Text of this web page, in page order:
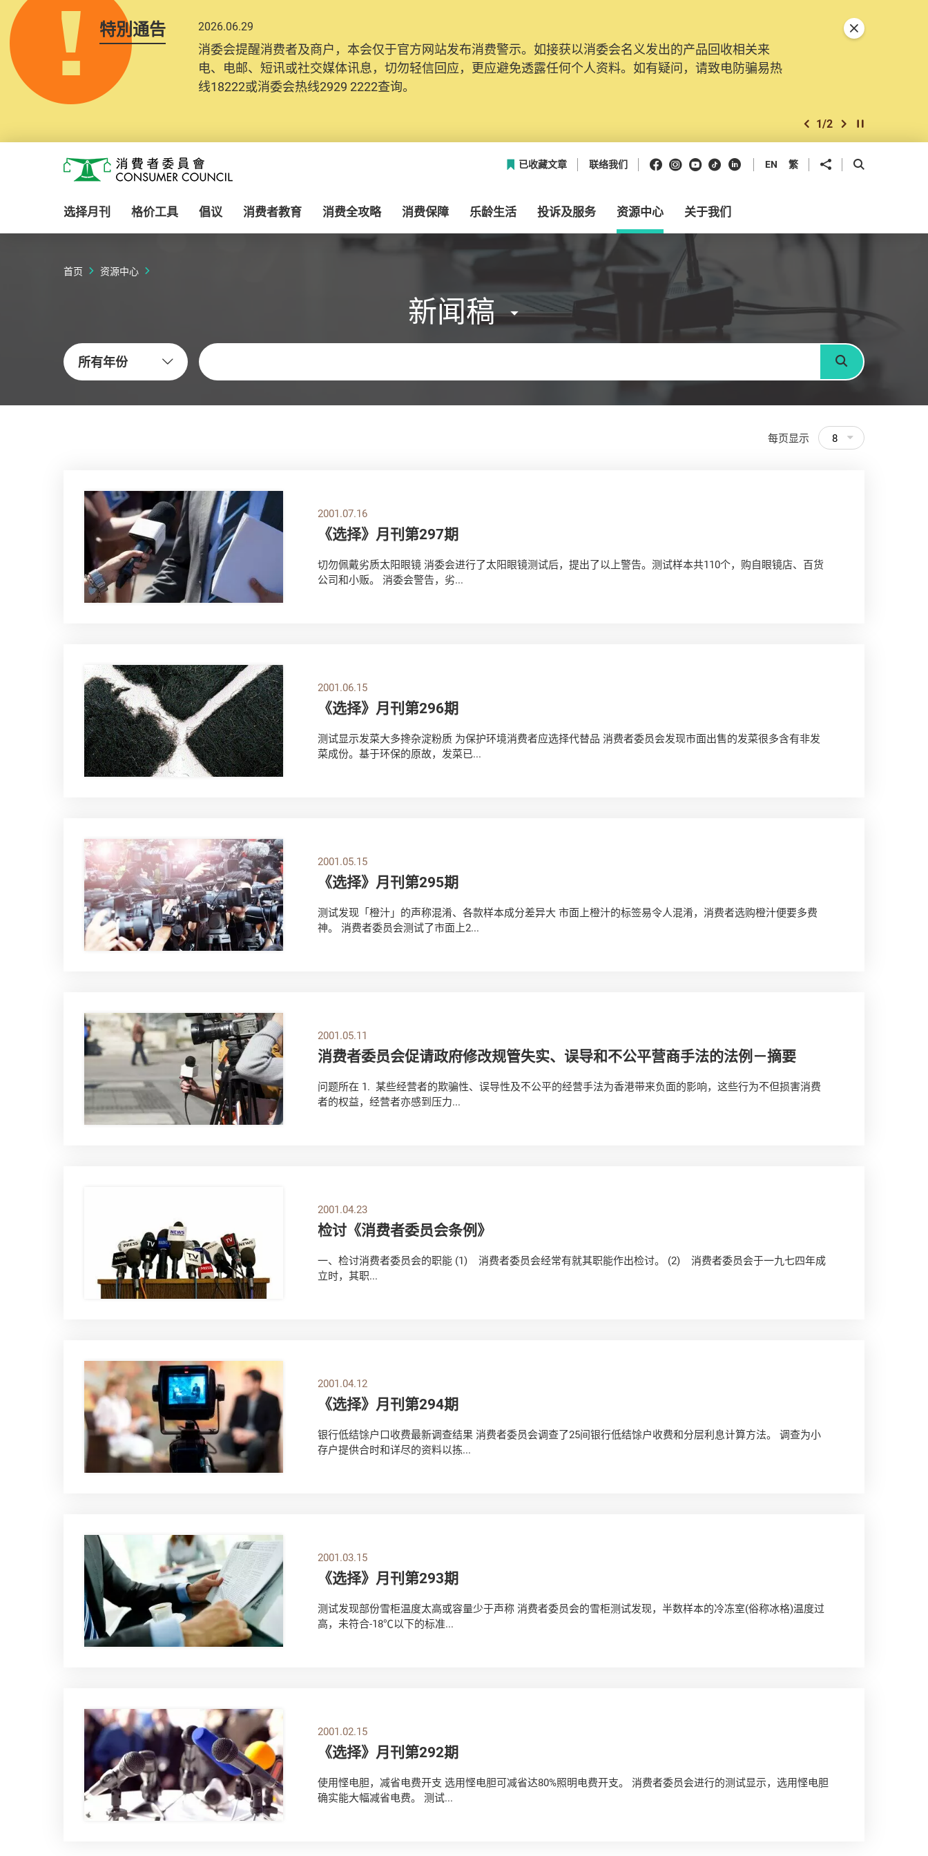
特別通告 2026.06.29
消委会提醒消费者及商户，本会仅于官方网站发布消费警示。如接获以消委会名义发出的产品回收相关来
电、电邮、短讯或社交媒体讯息，切勿轻信回应，更应避免透露任何个人资料。如有疑问，请致电防骗易热
线18222或消委会热线2929 2222查询。
上一个
1/2 下一个开始/暂停幻灯
关闭特別通告
消费者委员会
已收藏文章 联络我们 Facebook
Instagram
Youtube
抖音领英 EN 繁 分享到 开启搜寻框
选择月刊 格价工具 倡议 消费者教育 消费全攻略 消费保障 乐龄生活 投诉及服务 资源中心 关于我们
首页 资源中心
新闻稿
所有年份
关键字
搜寻
每页显示 8
2001.07.16
《选择》月刊第297期
切勿佩戴劣质太阳眼镜 消委会进行了太阳眼镜测试后，提出了以上警告。测试样本共110个，购自眼镜店、百货
公司和小贩。 消委会警告，劣...
2001.06.15
《选择》月刊第296期
测试显示发菜大多搀杂淀粉质 为保护环境消费者应选择代替品 消费者委员会发现市面出售的发菜很多含有非发
菜成份。基于环保的原故，发菜已...
2001.05.15
《选择》月刊第295期
测试发现「橙汁」的声称混淆、各款样本成分差异大 市面上橙汁的标签易令人混淆，消费者选购橙汁便要多费
神。 消费者委员会测试了市面上2...
2001.05.11
消费者委员会促请政府修改规管失实、误导和不公平营商手法的法例－摘要
问题所在 1. 某些经营者的欺骗性、误导性及不公平的经营手法为香港带来负面的影响，这些行为不但损害消费
者的权益，经营者亦感到压力...
2001.04.23
检讨《消费者委员会条例》
一、检讨消费者委员会的职能 (1) 消费者委员会经常有就其职能作出检讨。 (2) 消费者委员会于一九七四年成
立时，其职...
2001.04.12
《选择》月刊第294期
银行低结馀户口收费最新调查结果 消费者委员会调查了25间银行低结馀户收费和分层利息计算方法。 调查为小
存户提供合时和详尽的资料以拣...
2001.03.15
《选择》月刊第293期
测试发现部份雪柜温度太高或容量少于声称 消费者委员会的雪柜测试发现，半数样本的冷冻室(俗称冰格)温度过
高，未符合-18℃以下的标准...
2001.02.15
《选择》月刊第292期
使用悭电胆，减省电费开支 选用悭电胆可减省达80%照明电费开支。 消费者委员会进行的测试显示，选用悭电胆
确实能大幅减省电费。 测试...